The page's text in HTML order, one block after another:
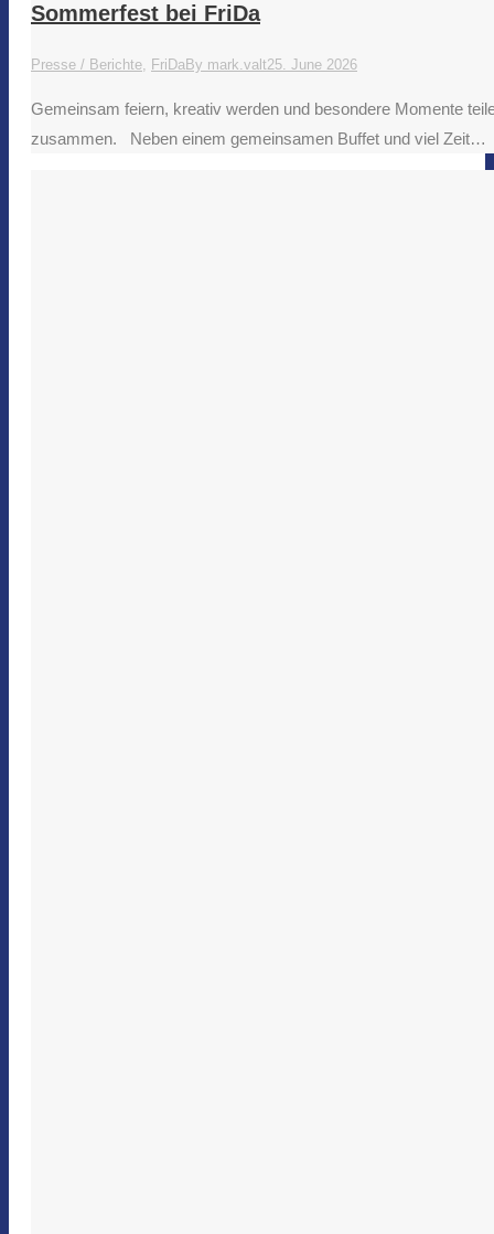
Sommerfest bei FriDa
Presse / Berichte, FriDaBy mark.valt25. June 2026
Gemeinsam feiern, kreativ werden und besondere Momente
zusammen. Neben einem gemeinsamen Buffet und viel Zeit…